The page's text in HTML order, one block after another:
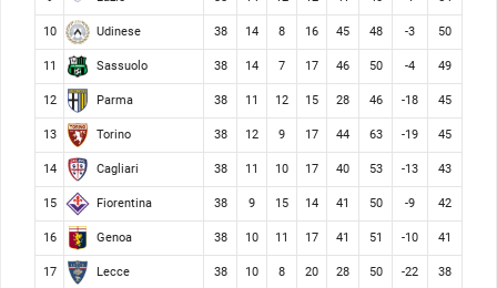
10 Udinese 38 14 8 16 45 48 -3 50
11 Sassuolo 38 14 7 17 46 50 -4 49
12 Parma 38 11 12 15 28 46 -18 45
13 Torino 38 12 9 17 44 63 -19 45
14 Cagliari 38 11 10 17 40 53 -13 43
15 Fiorentina 38 9 15 14 41 50 -9 42
16 Genoa 38 10 11 17 41 51 -10 41
17 Lecce 38 10 8 20 28 50 -22 38